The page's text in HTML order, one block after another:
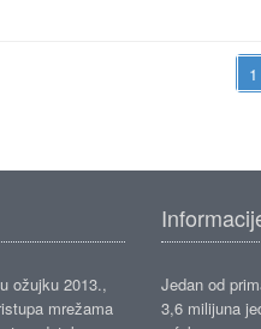
ožujku 2013.,
mrežama
Jedan od
3,6 milijuna